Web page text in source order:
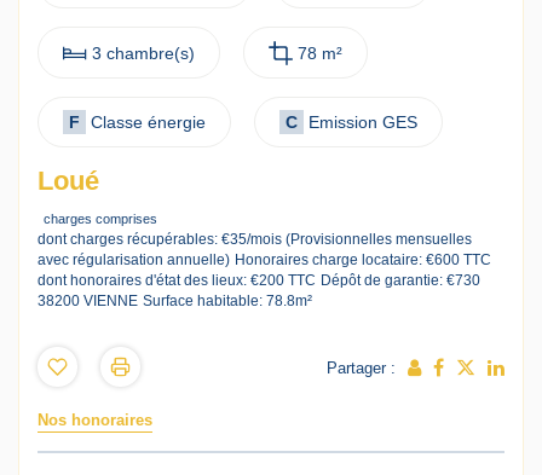
3 chambre(s) 78 m²
F Classe énergie C Emission GES
Loué
charges comprises
dont charges récupérables: €35/mois (Provisionnelles mensuelles
avec régularisation annuelle) Honoraires charge locataire: €600 TTC
dont honoraires d'état des lieux: €200 TTC Dépôt de garantie: €730
38200 VIENNE Surface habitable: 78.8m²
Partager :
Nos honoraires